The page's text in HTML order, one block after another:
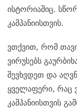
ისტორიაშიც.
კამპანიისთვის.
ვთქვით, რომ
ვირუსებს
შევხვდეთ და
ყველაფერი, რაც
კამპანიისთვის